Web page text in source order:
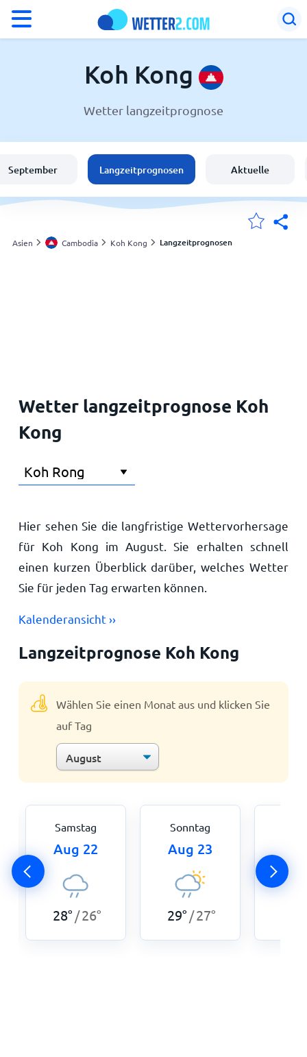
Wetter in Koh Kong
Schweiz
Deutschland
Koh Kong
Wetter langzeitprognose
September Langzeitprognosen Aktuelle
Asien Cambodia Koh Kong Langzeitprognosen
Wetter langzeitprognose Koh
Kong
Hier sehen Sie die langfristige Wettervorhersage
für Koh Kong im August. Sie erhalten schnell
einen kurzen Überblick darüber, welches Wetter
Sie für jeden Tag erwarten können.
Kalenderansicht ››
Langzeitprognose Koh Kong
Wählen Sie einen Monat aus und klicken Sie
auf Tag
Samstag
Aug 22
28° /26°
Sonntag
Aug 23
29° /27°